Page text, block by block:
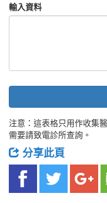
輸入資料
注意：這表格只用作收集
需要請致電診所查詢。
分享此頁